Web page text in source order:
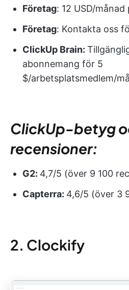
Företag: 12 USD/
Företag: Kontakta oss
ClickUp Brain:
abonnemang för 5
$/arbetsplatsmedlem/
ClickUp-betyg
recensioner:
G2: 4,7/5 (över 9 100
Capterra: 4,6/5 (över 3
2. Clockify